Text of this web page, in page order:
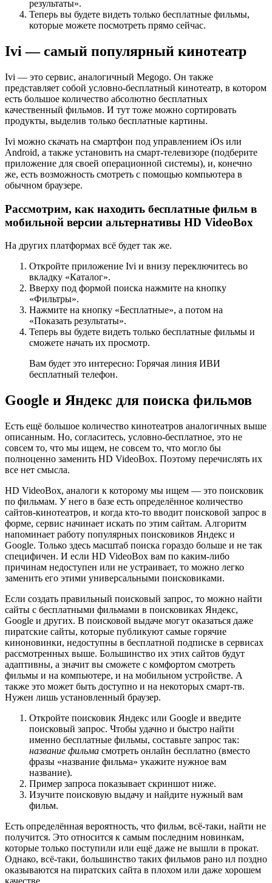
результаты».
Теперь вы будете видеть только бесплатные фильмы,
которые можете посмотреть прямо сейчас.
Ivi — самый популярный кинотеатр
Ivi — это сервис, аналогичный Megogo. Он также
представляет собой условно-бесплатный кинотеатр, в котором
есть большое количество абсолютно бесплатных
качественный фильмов. И тут тоже можно сортировать
продукты, выделив только бесплатные картины.
Ivi можно скачать на смартфон под управлением iOs или
Android, а также установить на смарт-телевизоре (подберите
приложение для своей операционной системы), и, конечно
же, есть возможность смотреть с помощью компьютера в
обычном браузере.
Рассмотрим, как находить бесплатные фильм в
мобильной версии альтернативы HD VideoBox
На других платформах всё будет так же.
Откройте приложение Ivi и внизу переключитесь во
вкладку «Каталог».
Вверху под формой поиска нажмите на кнопку
«Фильтры».
Нажмите на кнопку «Бесплатные», а потом на
«Показать результаты».
Теперь вы будете видеть только бесплатные фильмы и
сможете начать их просмотр.
Вам будет это интересно: Горячая линия ИВИ
бесплатный телефон.
Google и Яндекс для поиска фильмов
Есть ещё большое количество кинотеатров аналогичных выше
описанным. Но, согласитесь, условно-бесплатное, это не
совсем то, что мы ищем, не совсем то, что могло бы
полноценно заменить HD VideoBox. Поэтому перечислять их
все нет смысла.
HD VideoBox, аналоги к которому мы ищем — это поисковик
по фильмам. У него в базе есть определённое количество
сайтов-кинотеатров, и когда кто-то вводит поисковой запрос в
форме, сервис начинает искать по этим сайтам. Алгоритм
напоминает работу популярных поисковиков Яндекс и
Google. Только здесь масштаб поиска гораздо больше и не так
специфичен. И если HD VideoBox вам по каким-либо
причинам недоступен или не устраивает, то можно легко
заменить его этими универсальными поисковиками.
Если создать правильный поисковый запрос, то можно найти
сайты с бесплатными фильмами в поисковиках Яндекс,
Google и других. В поисковой выдаче могут оказаться даже
пиратские сайты, которые публикуют самые горячие
киноновинки, недоступны в бесплатной подписке в сервисах
рассмотренных выше. Большинство их этих сайтов будут
адаптивны, а значит вы сможете с комфортом смотреть
фильмы и на компьютере, и на мобильном устройстве. А
также это может быть доступно и на некоторых смарт-тв.
Нужен лишь установленный браузер.
Откройте поисковик Яндекс или Google и введите
поисковый запрос. Чтобы удачно и быстро найти
именно бесплатные фильмы, составьте запрос так:
название фильма смотреть онлайн бесплатно (вместо
фразы «название фильма» укажите нужное вам
название).
Пример запроса показывает скриншот ниже.
Изучите поисковую выдачу и найдите нужный вам
фильм.
Есть определённая вероятность, что фильм, всё-таки, найти не
получится. Это относится к самым последним новинкам,
которые только поступили или ещё даже не вышли в прокат.
Однако, всё-таки, большинство таких фильмов рано ил поздно
оказываются на пиратских сайта в плохом или даже хорошем